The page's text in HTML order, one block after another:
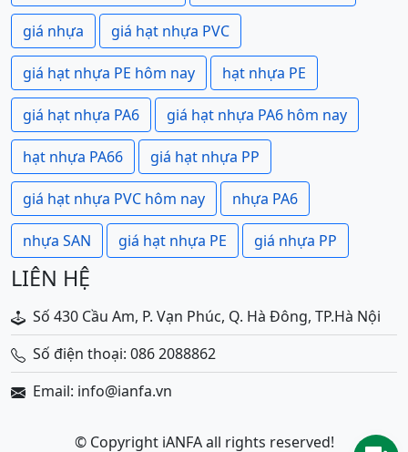
giá nhựa giá hạt nhựa PVC
giá hạt nhựa PE hôm nay hạt nhựa PE
giá hạt nhựa PA6 giá hạt nhựa PA6 hôm nay
hạt nhựa PA66 giá hạt nhựa PP
giá hạt nhựa PVC hôm nay nhựa PA6
nhựa SAN giá hạt nhựa PE giá nhựa PP
LIÊN HỆ
Số 430 Cầu Am, P. Vạn Phúc, Q. Hà Đông, TP.Hà Nội
Số điện thoại: 086 2088862
Email: info@ianfa.vn
© Copyright iANFA all rights reserved!